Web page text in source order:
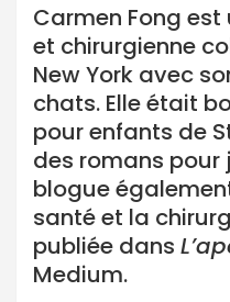
Carmen Fong
et chirurgienne
New York avec
chats. Elle était
pour enfants de
des romans pour
blogue
santé et la
publiée dans
Medium.